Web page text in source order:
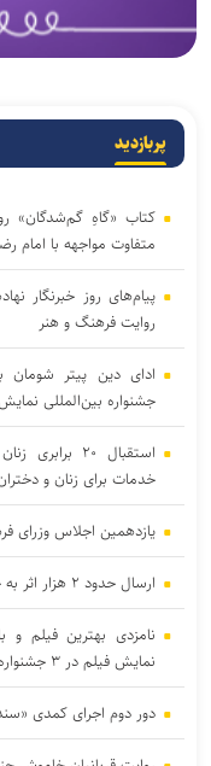
پربازدید
کتاب «گاهِ گم‌شدگان»
متفاوت مواجهه با امام
پیام‌های روز خبرنگار
روایت فرهنگ و هنر
ادای دین پیتر شومان
جشنواره بین‌المللی
استقبال ۲۰
خدمات برای زنان و
یازدهمین اجلاس وزرای
ارسال حدود ۲ هزار اثر به جشنواره بین‌المللی فیلم فضای باز ایران
نمایش فیلم در ۳ جشنواره دیگر
دور دوم اجرای کمدی